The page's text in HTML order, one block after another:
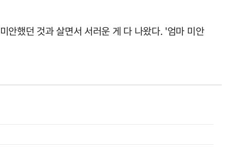
안했던 것과 살면서 서러운 게 다 나왔다. '엄마 미안